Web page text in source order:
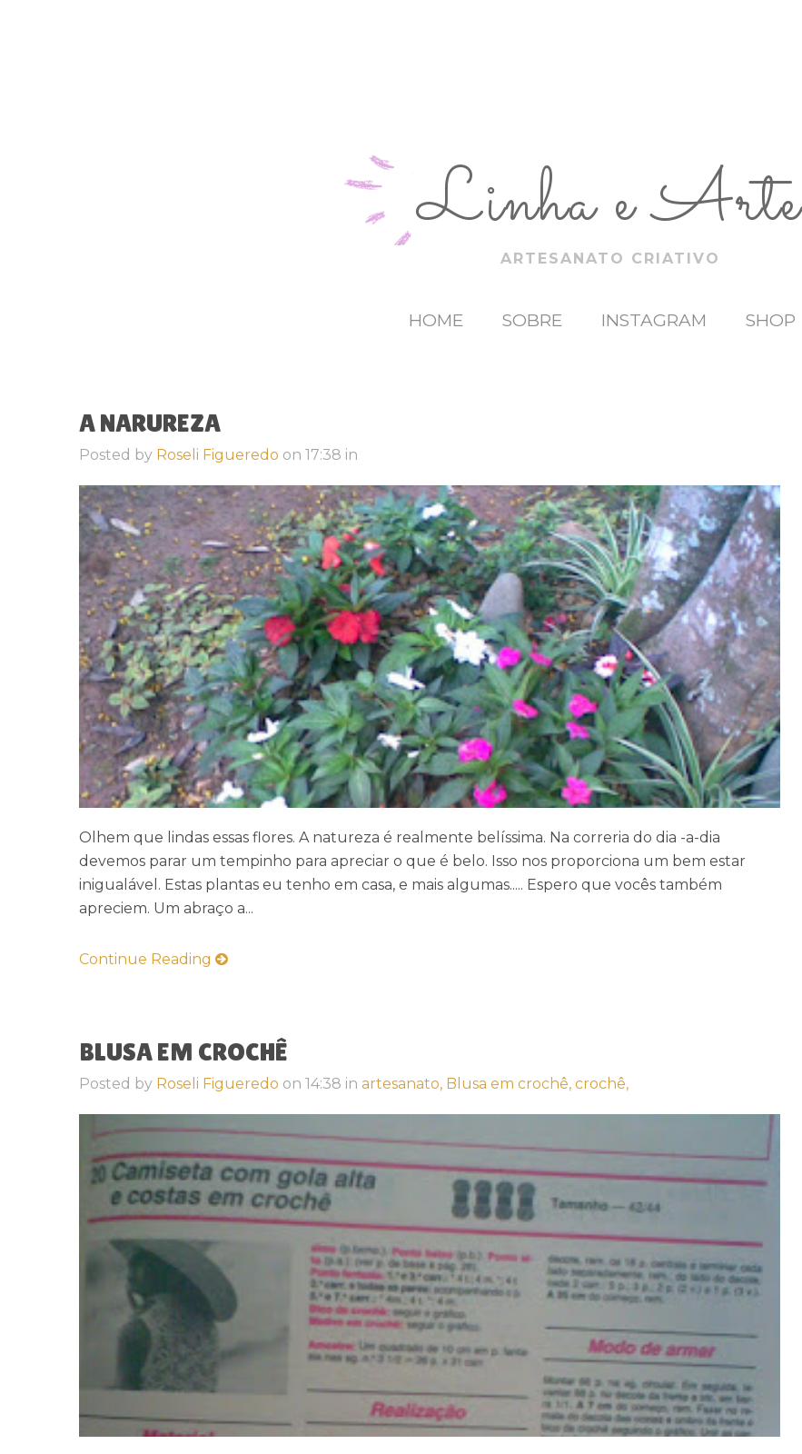
Linha e Arte
ARTESANATO CRIATIVO
HOME SOBRE INSTAGRAM SHOP
A NARUREZA
Posted by Roseli Figueredo on 17:38 in
Olhem que lindas essas flores. A natureza é realmente belíssima. Na correria do dia -a-dia
devemos parar um tempinho para apreciar o que é belo. Isso nos proporciona um bem estar
inigualável. Estas plantas eu tenho em casa, e mais algumas..... Espero que vocês também
apreciem. Um abraço a...
Continue Reading
BLUSA EM CROCHÊ
Posted by Roseli Figueredo on 14:38 in artesanato, Blusa em crochê, crochê,